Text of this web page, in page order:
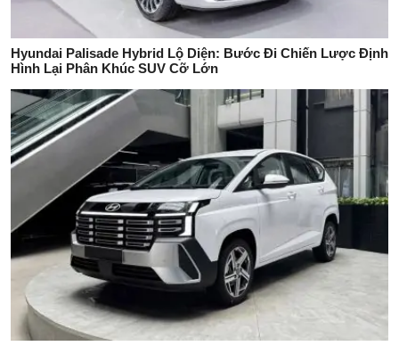
Hyundai Palisade Hybrid Lộ Diện: Bước Đi Chiến Lược Định
Hình Lại Phân Khúc SUV Cỡ Lớn